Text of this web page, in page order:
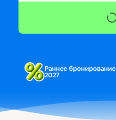
Раннее бронирование
2027